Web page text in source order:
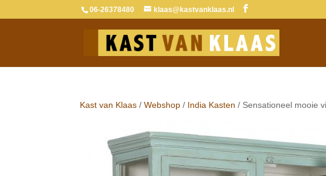
06-26378480 klaas@kastvanklaas.nl
Kast van Klaas / Webshop / India Kasten / Sensationeel mooie